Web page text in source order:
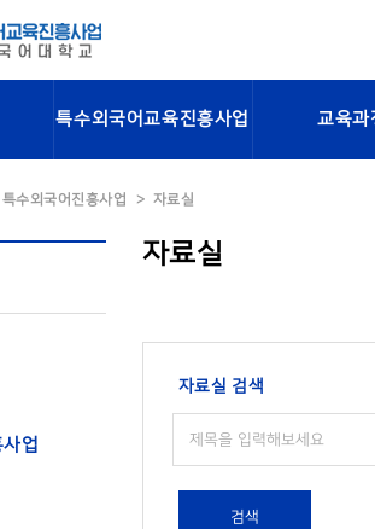
특수외국어교육진흥사업 교육과
특수외국어진흥사업 자료실
업
자료실
자료실 검색
검색